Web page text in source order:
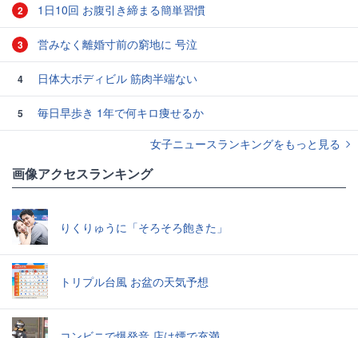
2 1日10回 お腹引き締まる簡単習慣
3 営みなく離婚寸前の窮地に 号泣
4 日体大ボディビル 筋肉半端ない
5
毎日早歩き 1年で何キロ痩せるか
女子ニュースランキングをもっと見る
画像アクセスランキング
りくりゅうに「そろそろ飽きた」
トリプル台風 お盆の天気予想